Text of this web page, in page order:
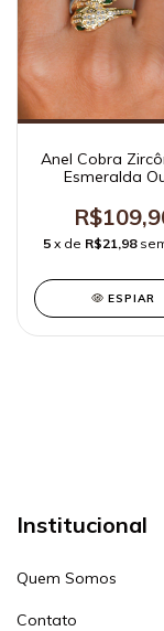
Anel Cobra
Esmeralda
5 x de R$21,98
ESPIAR
Institucional
Quem Somos
Contato